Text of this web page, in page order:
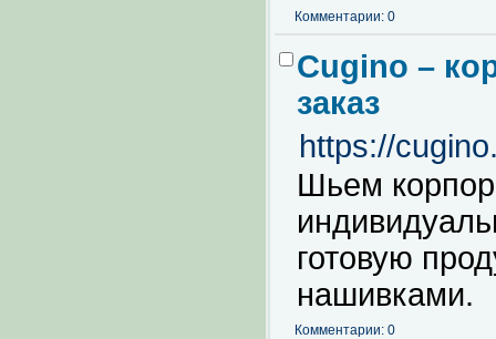
Комментарии: 0
Cugino –
заказ
https://
Шьем
готовую
нашивками.
Комментарии: 0